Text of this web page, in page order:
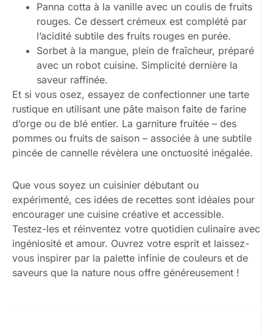
Panna cotta à la vanille avec un coulis de fruits
rouges. Ce dessert crémeux est complété par
l’acidité subtile des fruits rouges en purée.
Sorbet à la mangue, plein de fraîcheur, préparé
avec un robot cuisine. Simplicité dernière la
saveur raffinée.
Et si vous osez, essayez de confectionner une tarte
rustique en utilisant une pâte maison faite de farine
d’orge ou de blé entier. La garniture fruitée – des
pommes ou fruits de saison – associée à une subtile
pincée de cannelle révèlera une onctuosité inégalée.
Que vous soyez un cuisinier débutant ou
expérimenté, ces idées de recettes sont idéales pour
encourager une cuisine créative et accessible.
Testez-les et réinventez votre quotidien culinaire avec
ingéniosité et amour. Ouvrez votre esprit et laissez-
vous inspirer par la palette infinie de couleurs et de
saveurs que la nature nous offre généreusement !